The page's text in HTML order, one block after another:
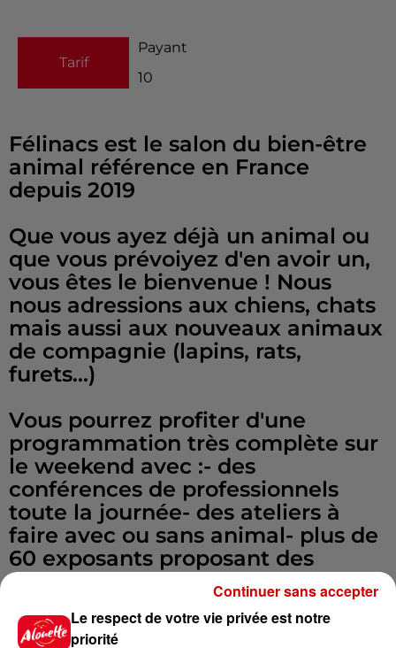
Tarif
Payant
10
Félinacs est le salon du bien-être
animal référence en France
depuis 2019
Que vous ayez déjà un animal ou
que vous prévoiyez d'en avoir un,
vous êtes le bienvenue ! Nous
nous adressions aux chiens, chats
mais aussi aux nouveaux animaux
de compagnie (lapins, rats,
furets...)
Vous pourrez profiter d'une
programmation très complète sur
le weekend avec :- des
conférences de professionnels
toute la journée- des ateliers à
faire avec ou sans animal- plus de
60 exposants proposant des
friandises, de l'alimentation (le
tout naturel), des accessoires et
des jouetsLe respect de votre vie privée est notre
priorité
Continuer sans accepter